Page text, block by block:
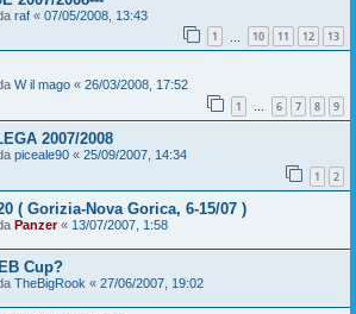
raf « 07/05/2008, 13:43
1 10 11 12 13
W il mago « 26/03/2008, 17:52
1 … 6 7 8 9
2007/2008
piceale90 « 25/09/2007, 14:34
1 2
( Gorizia-Nova Gorica, 6-15/07 )
Panzer« 13/07/2007, 1:58
Cup?
TheBigRook « 27/06/2007, 19:02